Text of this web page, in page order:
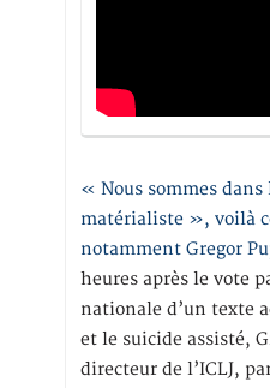
« Nous sommes dans
matérialiste », voilà
notamment Gregor
heures après le vote
nationale d’un texte
et le suicide assisté,
directeur de l’ICLJ,